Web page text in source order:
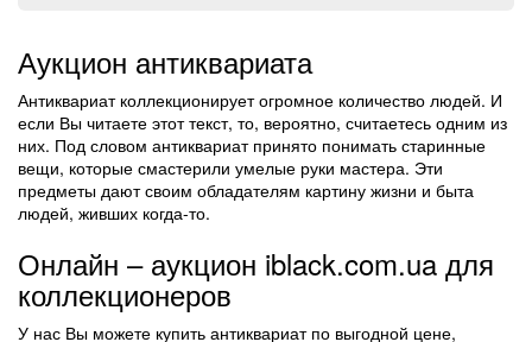
Аукцион антиквариата
Антиквариат коллекционирует огромное количество людей. И
если Вы читаете этот текст, то, вероятно, считаетесь одним из
них. Под словом антиквариат принято понимать старинные
вещи, которые смастерили умелые руки мастера. Эти
предметы дают своим обладателям картину жизни и быта
людей, живших когда-то.
Онлайн – аукцион iblack.com.ua для
коллекционеров
У нас Вы можете купить антиквариат по выгодной цене,